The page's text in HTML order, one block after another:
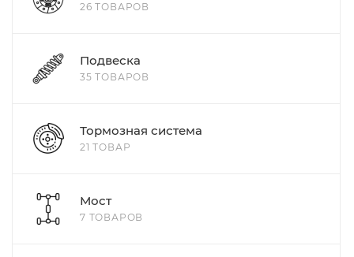
26 ТОВАРОВ
Подвеска
35 ТОВАРОВ
Тормозная система
21 ТОВАР
Мост
7 ТОВАРОВ